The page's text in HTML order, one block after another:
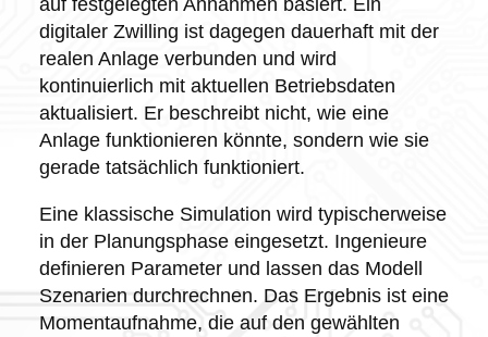
digitaler Zwilling ist dagegen dauerhaft mit der
realen Anlage verbunden und wird
kontinuierlich mit aktuellen Betriebsdaten
aktualisiert. Er beschreibt nicht, wie eine
Anlage funktionieren könnte, sondern wie sie
gerade tatsächlich funktioniert.
Eine klassische Simulation wird typischerweise
in der Planungsphase eingesetzt. Ingenieure
definieren Parameter und lassen das Modell
Szenarien durchrechnen. Das Ergebnis ist eine
Momentaufnahme, die auf den gewählten